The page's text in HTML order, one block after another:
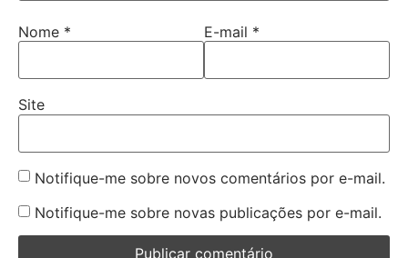
Nome * E-mail *
Site
Notifique-me sobre novos comentários por e-mail.
Notifique-me sobre novas publicações por e-mail.